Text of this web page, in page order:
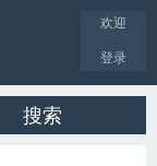
欢迎
登录
搜索